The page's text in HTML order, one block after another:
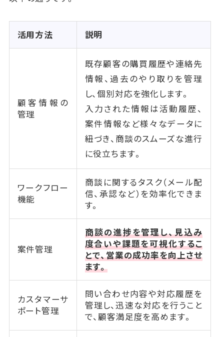
活用方法 説明
顧客情報の
管理
既存顧客の購買履歴や連絡先
情報、過去のやり取りを管理
し、個別対応を強化します。
入力された情報は活動履歴、
案件情報など様々なデータに
紐づき、商談のスムーズな進行
に役立ちます。
ワークフロー
機能
商談に関するタスク（メール配
信、承認など）を効率化できま
す。
案件管理
商談の進捗を管理し、見込み
度合いや課題を可視化するこ
とで、営業の成功率を向上させ
ます。
カスタマーサ
ポート管理
問い合わせ内容や対応履歴を
管理し、迅速な対応を行うこと
で、顧客満足度を高めます。